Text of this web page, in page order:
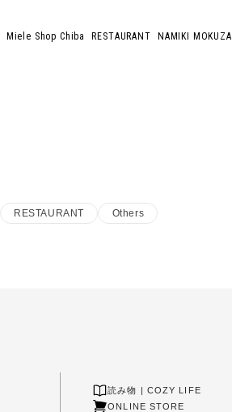
Miele Shop Chiba RESTAURANT NAMIKI MOKUZAI
RESTAURANT Others
読み物 | COZY LIFE
ONLINE STORE